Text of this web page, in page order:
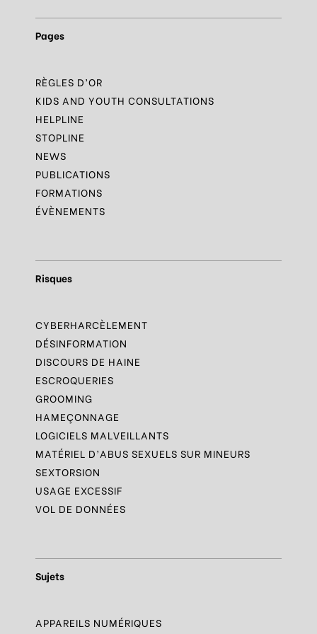
Pages
RÈGLES D’OR
KIDS AND YOUTH CONSULTATIONS
HELPLINE
STOPLINE
NEWS
PUBLICATIONS
FORMATIONS
ÉVÈNEMENTS
Risques
CYBERHARCÈLEMENT
DÉSINFORMATION
DISCOURS DE HAINE
ESCROQUERIES
GROOMING
HAMEÇONNAGE
LOGICIELS MALVEILLANTS
MATÉRIEL D’ABUS SEXUELS SUR MINEURS
SEXTORSION
USAGE EXCESSIF
VOL DE DONNÉES
Sujets
APPAREILS NUMÉRIQUES